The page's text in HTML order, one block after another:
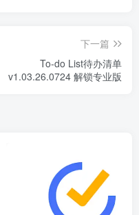
下一篇
To-do List待办清单
v1.03.26.0724 解锁专业版